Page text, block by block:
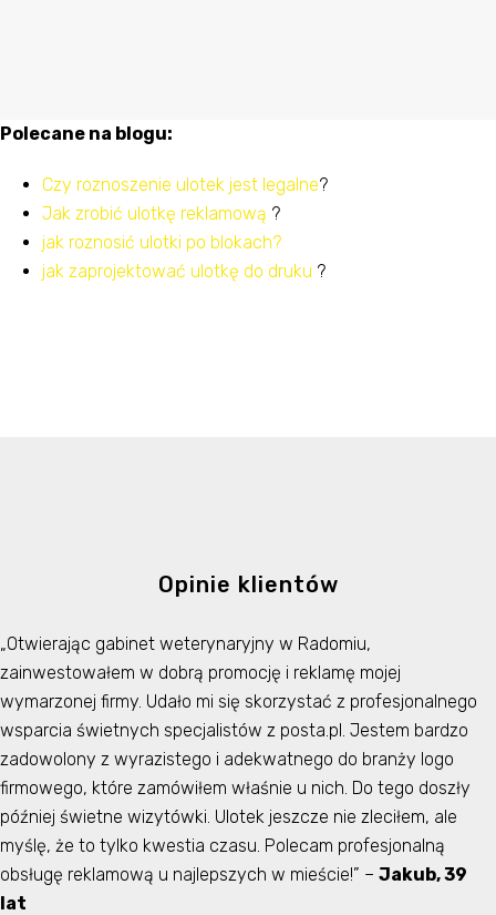
Polecane na blogu:
Czy roznoszenie ulotek jest legalne?
Jak zrobić ulotkę reklamową ?
jak roznosić ulotki po blokach?
jak zaprojektować ulotkę do druku ?
Opinie klientów
„Otwierając gabinet weterynaryjny w Radomiu,
zainwestowałem w dobrą promocję i reklamę mojej
wymarzonej firmy. Udało mi się skorzystać z profesjonalnego
wsparcia świetnych specjalistów z posta.pl. Jestem bardzo
zadowolony z wyrazistego i adekwatnego do branży logo
firmowego, które zamówiłem właśnie u nich. Do tego doszły
później świetne wizytówki. Ulotek jeszcze nie zleciłem, ale
myślę, że to tylko kwestia czasu. Polecam profesjonalną
obsługę reklamową u najlepszych w mieście!” – Jakub, 39
lat